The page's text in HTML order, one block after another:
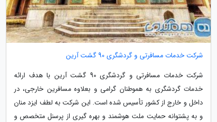
شرکت خدمات مسافرتی و گردشگری 90 گشت آرین
شرکت خدمات مسافرتی و گردشگری 90 گشت آرین با هدف ارائه
خدمات گردشگری به هموطنان گرامی و بعلاوه مسافرین خارجی، در
داخل و خارج از کشور تأسیس شده است. این شرکت به لطف ایزد منان
و به پشتوانه حمایت ملت هوشمند و بهره گیری از پرسنل متخصص و